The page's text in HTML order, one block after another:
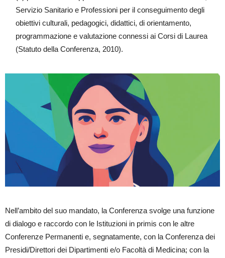
Servizio Sanitario e Professioni per il conseguimento degli
obiettivi culturali, pedagogici, didattici, di orientamento,
programmazione e valutazione connessi ai Corsi di Laurea
(Statuto della Conferenza, 2010).
Nell’ambito del suo mandato, la Conferenza svolge una funzione
di dialogo e raccordo con le Istituzioni in primis con le altre
Conferenze Permanenti e, segnatamente, con la Conferenza dei
Presidi/Direttori dei Dipartimenti e/o Facoltà di Medicina; con la